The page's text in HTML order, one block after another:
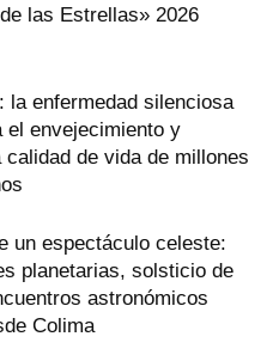
las Estrellas» 2026
la enfermedad silenciosa
el envejecimiento y
calidad de vida de millones
un espectáculo celeste:
planetarias, solsticio de
astronómicos
Colima